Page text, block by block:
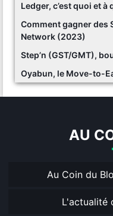
Ledger, c’est quoi et à
Comment gagner des
Network (2023)
Step’n (GST/GMT),
Oyabun, le Move-to-
AU
Au Coin du
L'actualité